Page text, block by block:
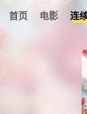
首页 电影 连
我的